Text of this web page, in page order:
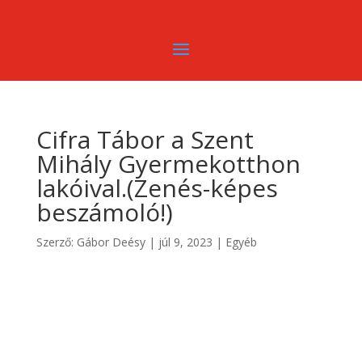
Cifra Tábor a Szent
Mihály Gyermekotthon
lakóival.(Zenés-képes
beszámoló!)
Szerző: Gábor Deésy| júl 9, 2023 | Egyéb